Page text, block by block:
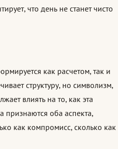
что день не станет чисто
как расчетом, так и
структуру, но символизм,
влиять на то, как эта
признаются оба аспекта,
как компромисс, сколько как